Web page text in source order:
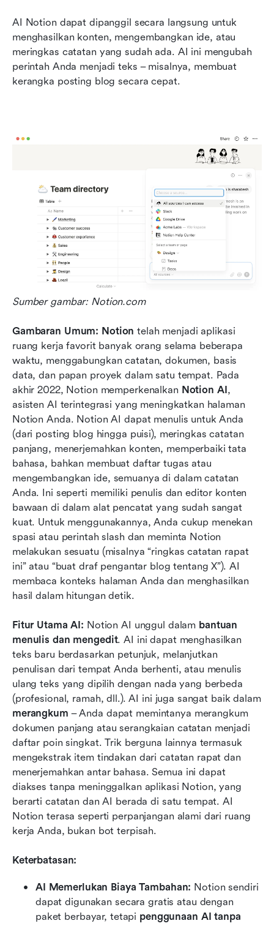
AI Notion dapat dipanggil secara langsung untuk
menghasilkan konten, mengembangkan ide, atau
meringkas catatan yang sudah ada. AI ini mengubah
perintah Anda menjadi teks – misalnya, membuat
kerangka posting blog secara cepat.
Sumber gambar: Notion.com
Gambaran Umum: Notion telah menjadi aplikasi
ruang kerja favorit banyak orang selama beberapa
waktu, menggabungkan catatan, dokumen, basis
data, dan papan proyek dalam satu tempat. Pada
akhir 2022, Notion memperkenalkan Notion AI,
asisten AI terintegrasi yang meningkatkan halaman
Notion Anda. Notion AI dapat menulis untuk Anda
(dari posting blog hingga puisi), meringkas catatan
panjang, menerjemahkan konten, memperbaiki tata
bahasa, bahkan membuat daftar tugas atau
mengembangkan ide, semuanya di dalam catatan
Anda. Ini seperti memiliki penulis dan editor konten
bawaan di dalam alat pencatat yang sudah sangat
kuat. Untuk menggunakannya, Anda cukup menekan
spasi atau perintah slash dan meminta Notion
melakukan sesuatu (misalnya “ringkas catatan rapat
ini” atau “buat draf pengantar blog tentang X”). AI
membaca konteks halaman Anda dan menghasilkan
hasil dalam hitungan detik.
Fitur Utama AI: Notion AI unggul dalam bantuan
menulis dan mengedit. AI ini dapat menghasilkan
teks baru berdasarkan petunjuk, melanjutkan
penulisan dari tempat Anda berhenti, atau menulis
ulang teks yang dipilih dengan nada yang berbeda
(profesional, ramah, dll.). AI ini juga sangat baik dalam
merangkum – Anda dapat memintanya merangkum
dokumen panjang atau serangkaian catatan menjadi
daftar poin singkat. Trik berguna lainnya termasuk
mengekstrak item tindakan dari catatan rapat dan
menerjemahkan antar bahasa. Semua ini dapat
diakses tanpa meninggalkan aplikasi Notion, yang
berarti catatan dan AI berada di satu tempat. AI
Notion terasa seperti perpanjangan alami dari ruang
kerja Anda, bukan bot terpisah.
Keterbatasan:
AI Memerlukan Biaya Tambahan: Notion sendiri
dapat digunakan secara gratis atau dengan
paket berbayar, tetapi penggunaan AI tanpa